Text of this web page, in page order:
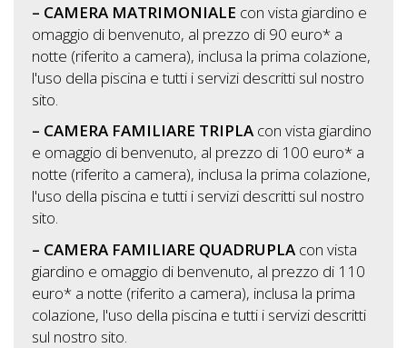
– CAMERA MATRIMONIALE con vista giardino e
omaggio di benvenuto, al prezzo di 90 euro* a
notte (riferito a camera), inclusa la prima colazione,
l'uso della piscina e tutti i servizi descritti sul nostro
sito.
– CAMERA FAMILIARE TRIPLA con vista giardino
e omaggio di benvenuto, al prezzo di 100 euro* a
notte (riferito a camera), inclusa la prima colazione,
l'uso della piscina e tutti i servizi descritti sul nostro
sito.
– CAMERA FAMILIARE QUADRUPLA con vista
giardino e omaggio di benvenuto, al prezzo di 110
euro* a notte (riferito a camera), inclusa la prima
colazione, l'uso della piscina e tutti i servizi descritti
sul nostro sito.